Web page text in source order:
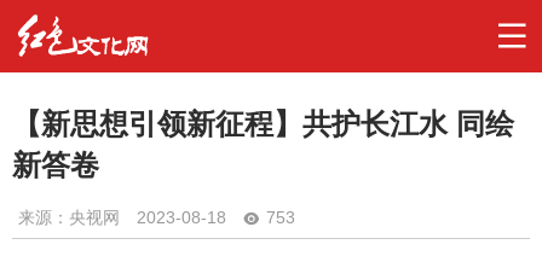
【新思想引领新征程】共护长江水 同绘
新答卷
来源：央视网 2023-08-18 753